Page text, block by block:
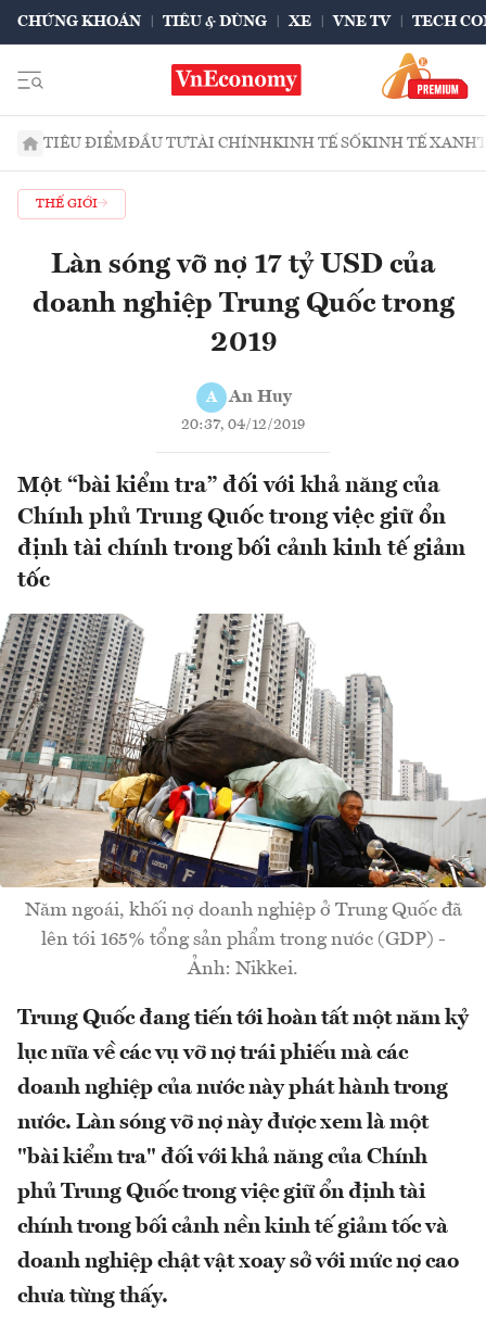
CHỨNG KHOÁN TIÊU & DÙNG XE VNE TV TECH
TIÊU ĐIỂMĐẦU TƯTÀI CHÍNHKINH TẾ SỐKINH TẾ XANH
THẾ GIỚI
Làn sóng vỡ nợ 17 tỷ USD của
doanh nghiệp Trung Quốc trong
2019
A An Huy
20:37, 04/12/2019
Một “bài kiểm tra” đối với khả năng của
Chính phủ Trung Quốc trong việc giữ ổn
định tài chính trong bối cảnh kinh tế giảm
tốc
Năm ngoái, khối nợ doanh nghiệp ở Trung Quốc đã
lên tới 165% tổng sản phẩm trong nước (GDP) -
Ảnh: Nikkei.
Trung Quốc đang tiến tới hoàn tất một năm kỷ
lục nữa về các vụ vỡ nợ trái phiếu mà các
doanh nghiệp của nước này phát hành trong
nước. Làn sóng vỡ nợ này được xem là một
"bài kiểm tra" đối với khả năng của Chính
phủ Trung Quốc trong việc giữ ổn định tài
chính trong bối cảnh nền kinh tế giảm tốc và
doanh nghiệp chật vật xoay sở với mức nợ cao
chưa từng thấy.